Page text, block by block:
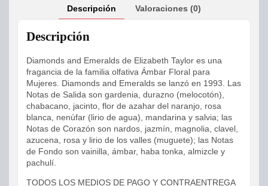
Descripción Valoraciones (0)
Descripción
Diamonds and Emeralds de Elizabeth Taylor es una
fragancia de la familia olfativa Ámbar Floral para
Mujeres. Diamonds and Emeralds se lanzó en 1993. Las
Notas de Salida son gardenia, durazno (melocotón),
chabacano, jacinto, flor de azahar del naranjo, rosa
blanca, nenúfar (lirio de agua), mandarina y salvia; las
Notas de Corazón son nardos, jazmín, magnolia, clavel,
azucena, rosa y lirio de los valles (muguete); las Notas
de Fondo son vainilla, ámbar, haba tonka, almizcle y
pachulí.
TODOS LOS MEDIOS DE PAGO Y CONTRAENTREGA